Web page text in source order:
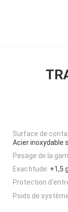
Surface de
Acier inoxydable
Pesage de la
Exactitude: +1,5
Protection
Poids de